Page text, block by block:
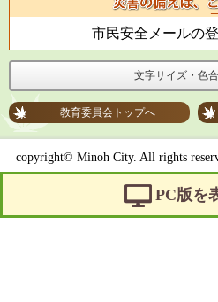
市民安全メールの
文字サイズ・色
教育委員会トップへ
copyright© Minoh City. All rights
PC版を